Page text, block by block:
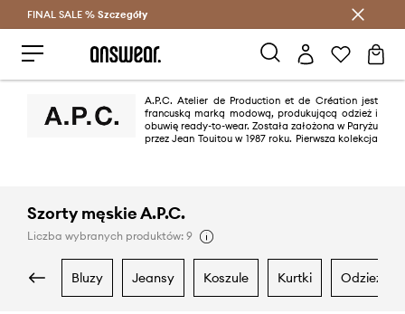
Oszczędzaj z Answear Club >
FINAL SALE % Szczegóły
A.P.C. Atelier de Production et de Création jest
francuską marką modową, produkującą odzież i
obuwię ready-to-wear. Została założona w Paryżu
przez Jean Touitou w 1987 roku. Pierwsza kolekcja
Szorty męskie A.P.C.
Liczba wybranych produktów: 9
bluzy jeansy koszule kurtki odzież